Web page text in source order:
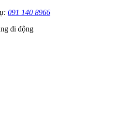
091 140 8966
di động